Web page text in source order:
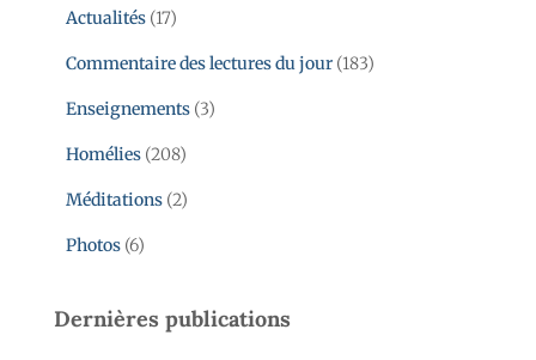
Actualités (17)
Commentaire des lectures du jour (183)
Enseignements (3)
Homélies (208)
Méditations (2)
Photos (6)
Dernières publications